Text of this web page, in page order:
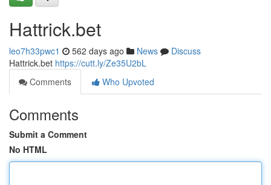
Hattrick.bet
leo7h33pwc1 562 days ago News
Discuss
Hattrick.bet https://cutt.ly/Ze35U2bL
Comments
Who Upvoted
Comments
Submit a Comment
No HTML